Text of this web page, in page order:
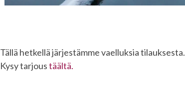
Tällä hetkellä järjestämme vaelluksia tilauksesta.
Kysy tarjoustäältä.